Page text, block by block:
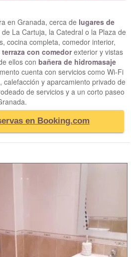
en Granada, cerca de lugares de
La Cartuja, la Catedral o la Plaza de
cocina completa, comedor interior,
terraza con comedorexterior y vistas
ellos con bañera de hidromasaje
cuenta con servicios como Wi-Fi
y aparcamiento privado de
de servicios y a un corto paseo
en Booking.com